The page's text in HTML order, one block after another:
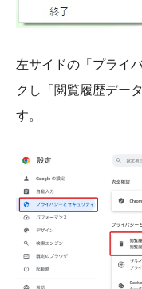
左サイドの「プライ
クし「閲覧履歴デー
す。